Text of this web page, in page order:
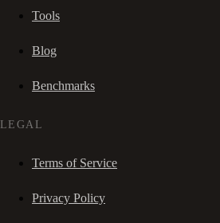
Tools
Blog
Benchmarks
LEGAL
Terms of Service
Privacy Policy